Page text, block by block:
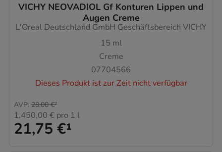
VICHY NEOVADIOL Gf Konturen Lippen und
Augen Creme
L'Oreal Deutschland GmbH Geschäftsbereich VICHY
15 ml
Creme
07704566
Dieses Produkt ist zur Zeit nicht verfügbar
21,75 €¹
AVP: 28,00 €²
1.450,00 € pro 1 l